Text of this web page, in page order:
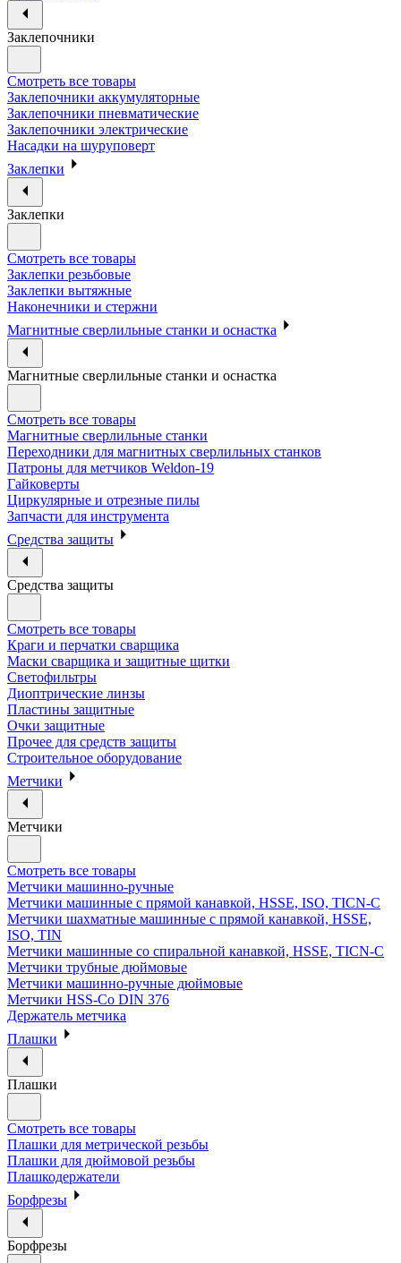
Заклепочники
Смотреть все товары
Заклепочники аккумуляторные
Заклепочники пневматические
Заклепочники электрические
Насадки на шуруповерт
Заклепки
Заклепки
Смотреть все товары
Заклепки резьбовые
Заклепки вытяжные
Наконечники и стержни
Магнитные сверлильные станки и оснастка
Магнитные сверлильные станки и оснастка
Смотреть все товары
Магнитные сверлильные станки
Переходники для магнитных сверлильных станков
Патроны для метчиков Weldon-19
Гайковерты
Циркулярные и отрезные пилы
Запчасти для инструмента
Средства защиты
Средства защиты
Смотреть все товары
Краги и перчатки сварщика
Маски сварщика и защитные щитки
Светофильтры
Диоптрические линзы
Пластины защитные
Очки защитные
Прочее для средств защиты
Строительное оборудование
Метчики
Метчики
Смотреть все товары
Метчики машинно-ручные
Метчики машинные с прямой канавкой, HSSE, ISO, TICN-C
Метчики шахматные машинные с прямой канавкой, HSSE,
ISO, TIN
Метчики машинные со спиральной канавкой, HSSE, TICN-C
Метчики трубные дюймовые
Метчики машинно-ручные дюймовые
Метчики HSS-Co DIN 376
Держатель метчика
Плашки
Плашки
Смотреть все товары
Плашки для метрической резьбы
Плашки для дюймовой резьбы
Плашкодержатели
Борфрезы
Борфрезы